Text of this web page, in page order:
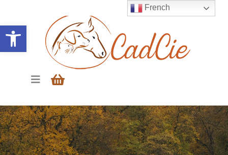
Ouvrir la barre d’outils
French